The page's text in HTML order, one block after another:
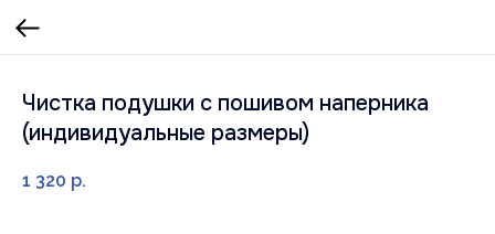
Чистка подушки с пошивом наперника
(индивидуальные размеры)
1 320 р.